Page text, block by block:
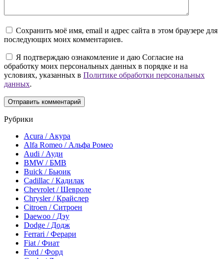
Сохранить моё имя, email и адрес сайта в этом браузере для
последующих моих комментариев.
Я подтверждаю ознакомление и даю Согласие на
обработку моих персональных данных в порядке и на
условиях, указанных в Политике обработки персональных
данных.
Рубрики
Acura / Акура
Alfa Romeo / Альфа Ромео
Audi / Ауди
BMW / БМВ
Buick / Бьюик
Cadillac / Кадилак
Chevrolet / Шевроле
Chrysler / Крайслер
Citroen / Ситроен
Daewoo / Дэу
Dodge / Додж
Ferrari / Ферари
Fiat / Фиат
Ford / Форд